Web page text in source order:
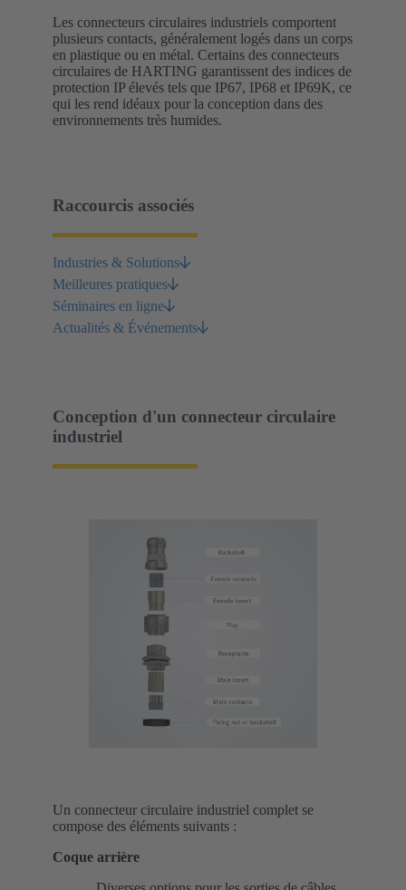
Les connecteurs circulaires industriels comportent
plusieurs contacts, généralement logés dans un corps
en plastique ou en métal. Certains des connecteurs
circulaires de HARTING garantissent des indices de
protection IP élevés tels que IP67, IP68 et IP69K, ce
qui les rend idéaux pour la conception dans des
environnements très humides.
Raccourcis associés
Industries & Solutions
Meilleures pratiques
Séminaires en ligne
Actualités & Événements
Conception d'un connecteur circulaire
industriel
Un connecteur circulaire industriel complet se
compose des éléments suivants :
Coque arrière